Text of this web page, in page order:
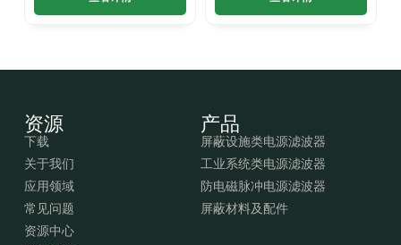
资源
下载
关于我们
应用领域
常见问题
资源中心
产品
屏蔽设施类电源滤波器
工业系统类电源滤波器
防电磁脉冲电源滤波器
屏蔽材料及配件